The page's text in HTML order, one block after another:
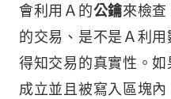
會利用Ａ的公鑰來檢
的交易、是不是Ａ利
得知交易的真實性。
成立並且被寫入區塊內